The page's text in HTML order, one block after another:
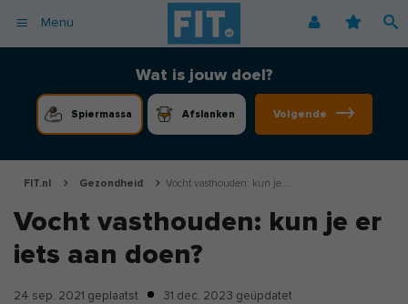
Menu
Cardio
Herstel
Mindset
Professionals
Spiermassa
Voedingsschema
Fitnessschema
Begrippen
Podcast voor professionals
Vegetarische recepten
Vegan recepten
Koolhydraatarme recepten
Coaching
Vacatures
Adverteren
Wat is jouw doel?
Spiermassa Afslanken Volgende
FIT.nl Gezondheid Vocht vasthouden: kun je...
24 sep. 2021 geplaatst 31 dec. 2023 geüpdatet
Vocht vasthouden: kun je er
iets aan doen?